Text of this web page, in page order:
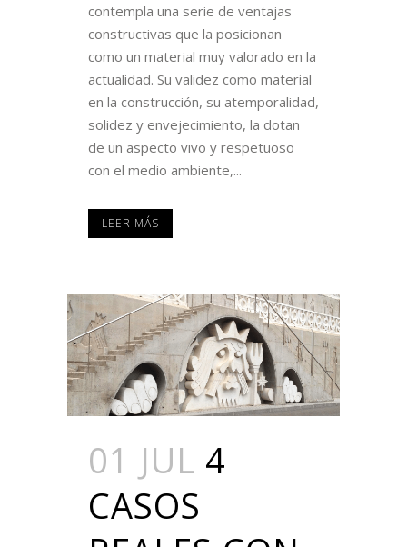
contempla una serie de ventajas
constructivas que la posicionan
como un material muy valorado en la
actualidad. Su validez como material
en la construcción, su atemporalidad,
solidez y envejecimiento, la dotan
de un aspecto vivo y respetuoso
con el medio ambiente,...
LEER MÁS
01 JUL 4
CASOS